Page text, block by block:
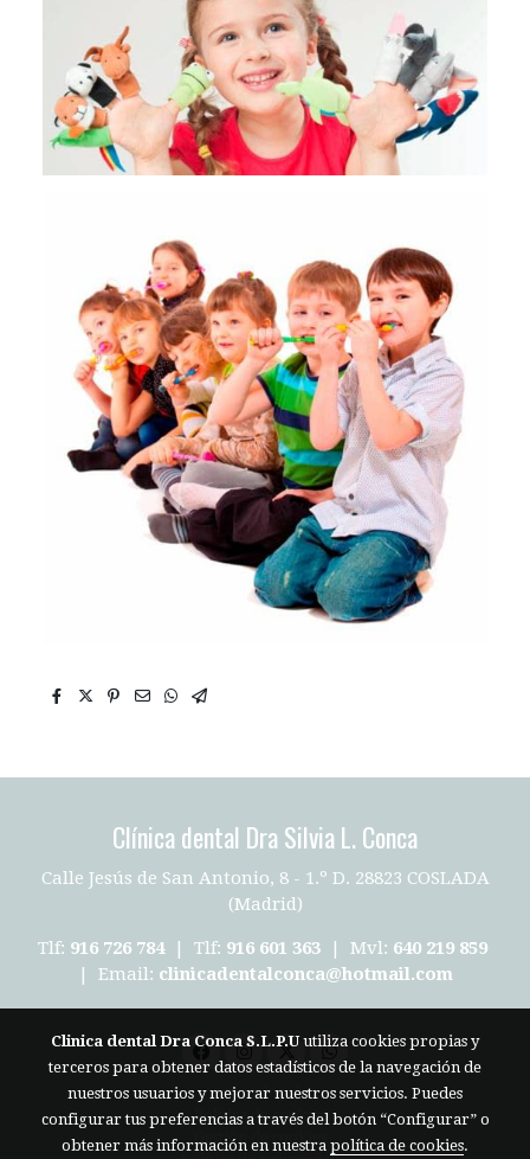
Clínica dental Dra Silvia L. Conca
Calle Jesús de San Antonio, 8 - 1.º D. 28823 COSLADA
(Madrid)
Tlf: 916 726 784| Tlf: 916 601 363 | Mvl: 640 219 859
| Email: clinicadentalconca@hotmail.com
Aviso legal
Política de cookies
Gestión de cookies
Clinica dental Dra Conca S.L.P.Uutiliza cookies propias y
terceros para obtener datos estadísticos de la navegación de
nuestros usuarios y mejorar nuestros servicios. Puedes
configurar tus preferencias a través del botón “Configurar” o
obtener más información en nuestra política de cookies.